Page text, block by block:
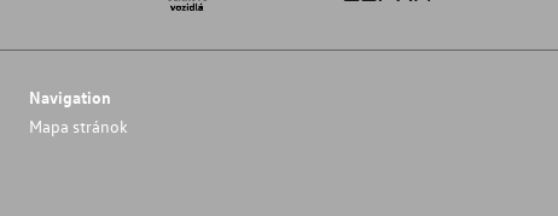
Navigation
Mapa stránok